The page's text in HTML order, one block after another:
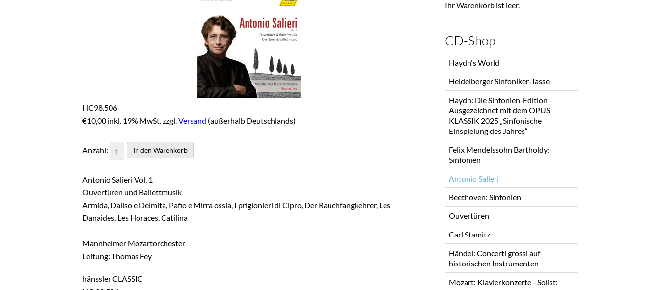
HC98.506
€10,00 inkl. 19% MwSt. zzgl. Versand (außerhalb Deutschlands)
Anzahl:
Antonio Salieri Vol. 1
Ouvertüren und Ballettmusik
Armida, Daliso e Delmita, Pafio e Mirra ossia, I prigionieri di Cipro, Der Rauchfangkehrer, Les
Danaides, Les Horaces, Catilina
Mannheimer Mozartorchester
Leitung: Thomas Fey
hänssler CLASSIC
Ihr Warenkorb ist leer.
CD-Shop
überspringen
Haydn's World
Heidelberger Sinfoniker-Tasse
Haydn: Die Sinfonien-Edition -
Ausgezeichnet mit dem OPUS
KLASSIK 2025 „Sinfonische
Einspielung des Jahres“
Felix Mendelssohn Bartholdy:
Sinfonien
Antonio Salieri
Beethoven: Sinfonien
Ouvertüren
Carl Stamitz
Händel: Concerti grossi auf
historischen Instrumenten
Mozart: Klavierkonzerte - Solist: